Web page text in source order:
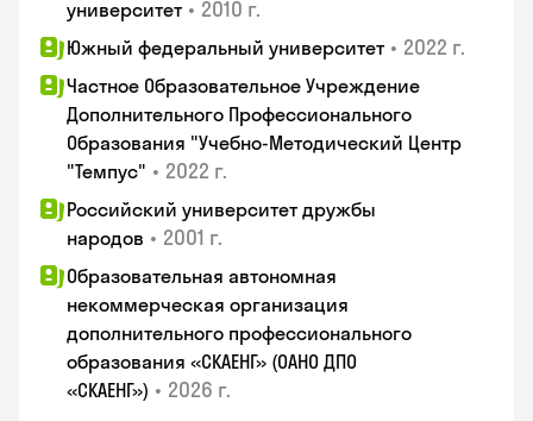
университет • 2010 г.
Южный федеральный университет • 2022 г.
Частное Образовательное Учреждение
Дополнительного Профессионального
Образования "Учебно-Методический Центр
"Темпус" • 2022 г.
Российский университет дружбы
народов • 2001 г.
Образовательная автономная
некоммерческая организация
дополнительного профессионального
образования «СКАЕНГ» (ОАНО ДПО
«СКАЕНГ») • 2026 г.